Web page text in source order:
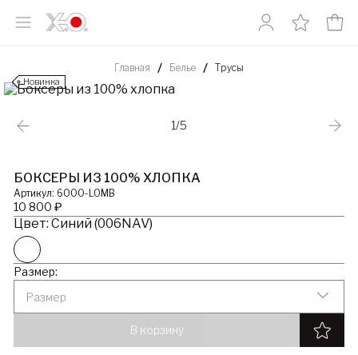
Главная Белье Трусы
Новинка
1/5
БОКСЕРЫ ИЗ 100% ХЛОПКА
Артикул: 6000-LOMB
10 800 ₽
Цвет: Синий (006NAV)
Размер:
Размер
В корзину